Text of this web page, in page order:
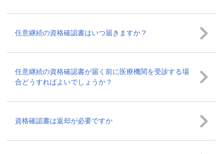
任意継続の資格確認書はいつ届きますか？
任意継続の資格確認書が届く前に医療機関を受診する場
合どうすればよいでしょうか？
資格確認書は返却が必要ですか